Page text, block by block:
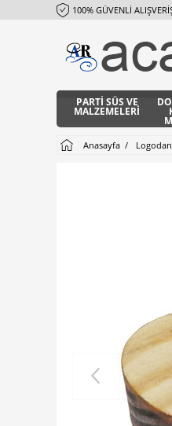
100% GÜVENLİ
PARTİ SÜS VE
MALZEMELERİ
Anasayfa